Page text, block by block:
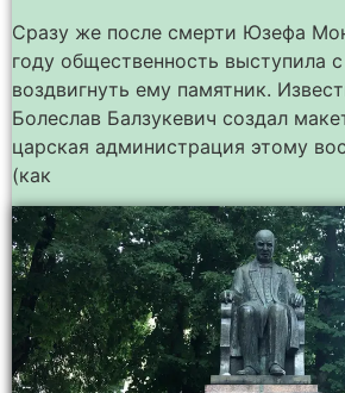
Сразу же после смерти Юзефа
году общественность выступила
воздвигнуть ему памятник.
Болеслав Балзукевич создал
царская администрация этому
(как